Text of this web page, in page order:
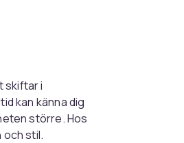
skiftar i
kan känna dig
större. Hos
och stil.